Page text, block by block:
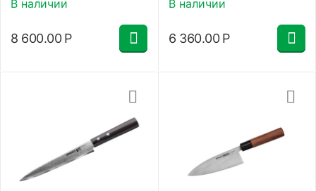
В наличии
8 600.00 Р
В наличии
6 360.00 Р